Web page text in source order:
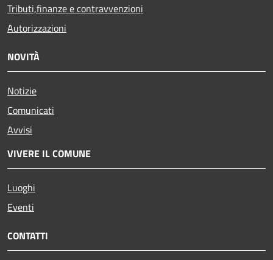
Tributi,finanze e contravvenzioni
Autorizzazioni
NOVITÀ
Notizie
Comunicati
Avvisi
VIVERE IL COMUNE
Luoghi
Eventi
CONTATTI